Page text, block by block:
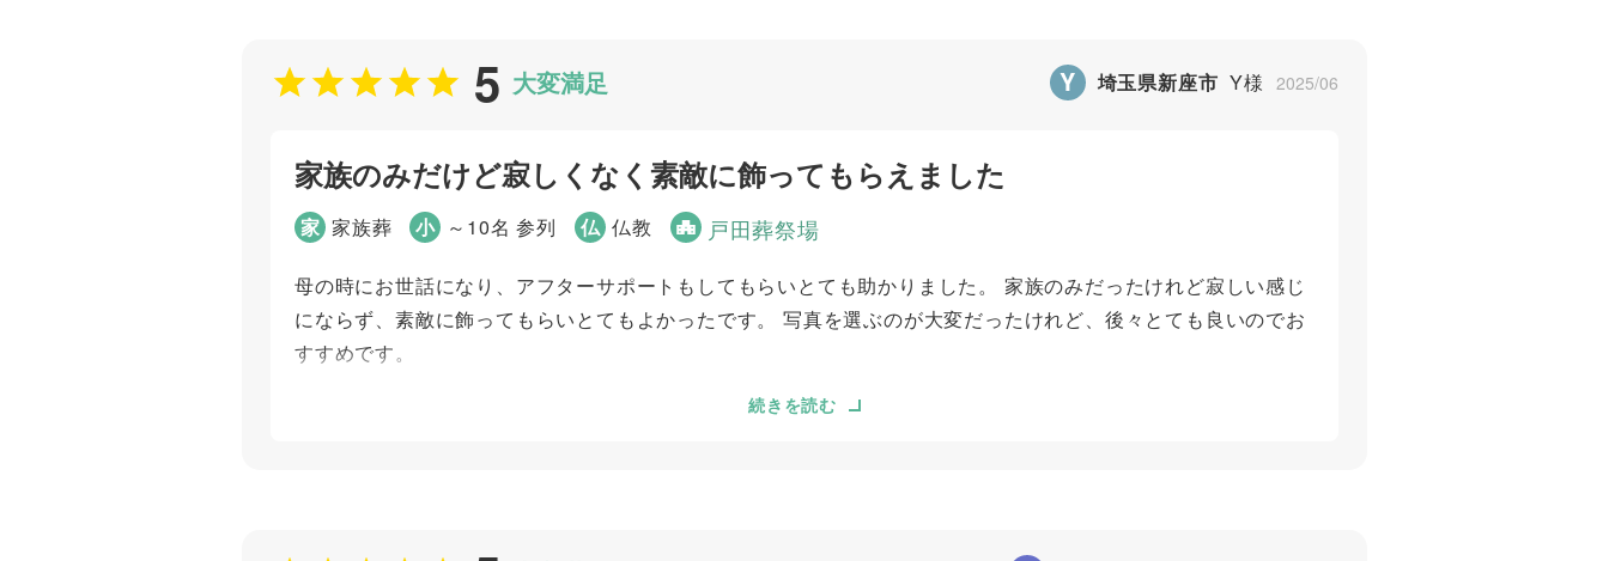
5 大変満足 Y 埼玉県新座市 Y様 2025/06
家族のみだけど寂しくなく素敵に飾ってもらえました
家 家族葬 小 ～10名 参列 仏 仏教 戸田葬祭場
母の時にお世話になり、アフターサポートもしてもらいとても助かりました。 家族のみだったけれど寂しい感じ
にならず、素敵に飾ってもらいとてもよかったです。 写真を選ぶのが大変だったけれど、後々とても良いのでお
すすめです。
続きを読む